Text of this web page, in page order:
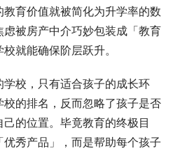
育价值就被简化为升学率的数
被房产中介巧妙包装成「教育
就能确保阶层跃升。
校，只有适合孩子的成长环
的排名，反而忽略了孩子是否
的位置。毕竟教育的终极目
秀产品」，而是帮助每个孩子